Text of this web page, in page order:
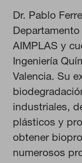
Dr. Pablo
AIMPLAS y
Ingeniería
Valencia. Su
industriales,
plásticos y
obtener
numerosos